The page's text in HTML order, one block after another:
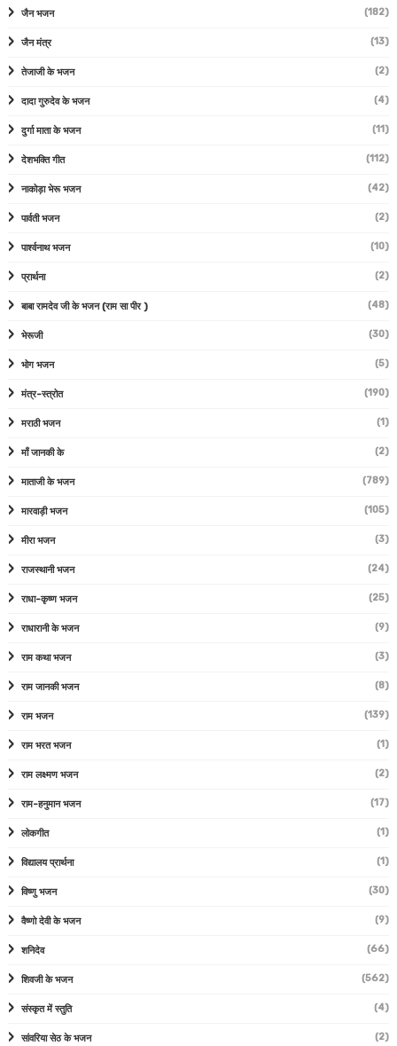
जैन भजन (182)
जैन मंत्र (13)
तेजाजी के भजन (2)
दादा गुरुदेव के भजन (4)
दुर्गा माता के भजन (11)
देशभक्ति गीत (112)
नाकोड़ा भेरू भजन (42)
पार्वती भजन (2)
पार्श्वनाथ भजन (10)
प्रार्थना (2)
बाबा रामदेव जी के भजन (राम सा पीर ) (48)
भेरूजी (30)
भोग भजन (5)
मंत्र-स्त्रोत (190)
मराठी भजन (1)
माँ जानकी के (2)
माताजी के भजन (789)
मारवाड़ी भजन (105)
मीरा भजन (3)
राजस्थानी भजन (24)
राधा-कृष्ण भजन (25)
राधारानी के भजन (9)
राम कथा भजन (3)
राम जानकी भजन (8)
राम भजन (139)
राम भरत भजन (1)
राम लक्ष्मण भजन (2)
राम-हनुमान भजन (17)
लोकगीत (1)
विद्यालय प्रार्थना (1)
विष्णु भजन (30)
वैष्णो देवी के भजन (9)
शनिदेव (66)
शिवजी के भजन (562)
संस्कृत में स्तुति (4)
सांवरिया सेठ के भजन (2)